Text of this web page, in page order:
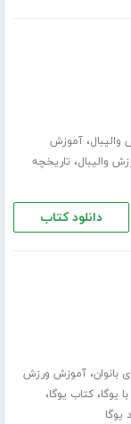
،آموزش
والیبال، تاریخچه
دانلود کتاب
بانوان،آموزش ورزش
یوگا،کتاب یوگا،
یوگا